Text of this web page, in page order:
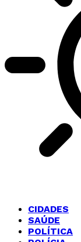
CIDADES
SAÚDE
POLÍTICA